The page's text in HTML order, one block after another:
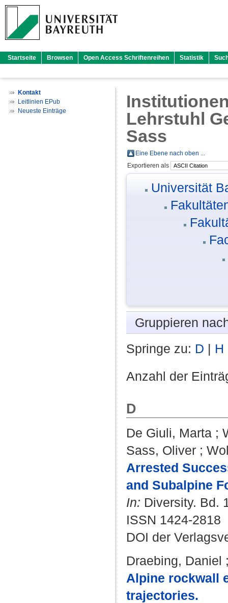
Startseite Browsen Open Access Schriftenreihen Statistik
Kontakt
Leitlinien EPub
Neueste Einträge
Lehrstuhl
Sass
Eine Ebene nach oben ...
Exportieren als
Universität
Gruppieren
Springe zu: D | H
Anzahl der
D
De Giuli, Marta ;
Sass, Oliver ;
Arrested
and Subalpine
In: Diversity. Bd.
ISSN 1424-2818
DOI der
Draebing, Daniel
Alpine rockwall
trajectories.